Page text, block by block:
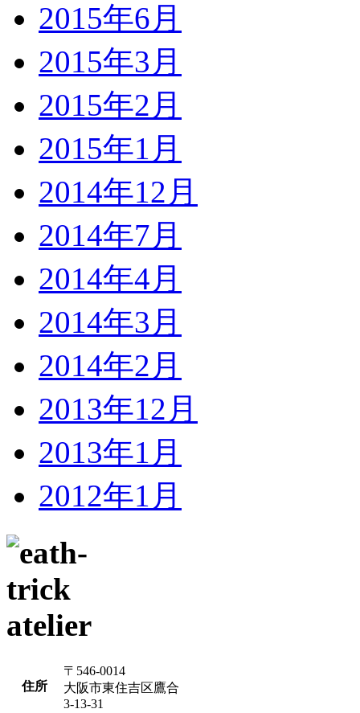
2015年6月
2015年3月
2015年2月
2015年1月
2014年12月
2014年7月
2014年4月
2014年3月
2014年2月
2013年12月
2013年1月
2012年1月
住所
〒546-0014
大阪市東住吉区鷹合
3-13-31